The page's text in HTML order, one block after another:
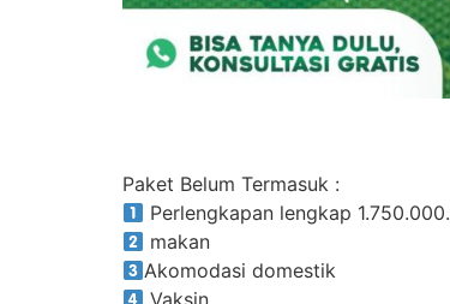
Paket Belum Termasuk :
Perlengkapan lengkap
makan
Akomodasi domestik